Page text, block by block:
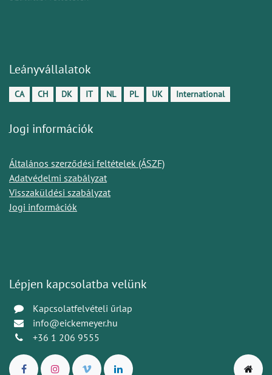
Leányvállalatok
CA CH DK IT NL PL UK International
Jogi információk
Általános szerződési feltételek (ÁSZF)
Adatvédelmi szabályzat
Visszaküldési szabályzat
Jogi információk
Lépjen kapcsolatba velünk
Kapcsolatfelvételi űrlap
info@eickemeyer.hu
+36 1 206 9555